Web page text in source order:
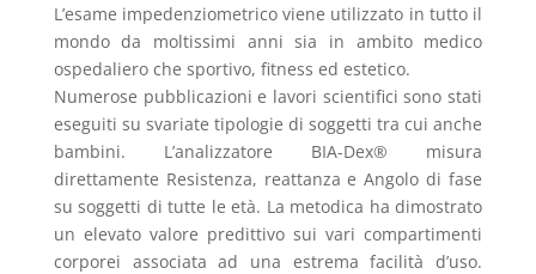
L’esame impedenziometrico viene utilizzato in tutto il
mondo da moltissimi anni sia in ambito medico
ospedaliero che sportivo, fitness ed estetico.
Numerose pubblicazioni e lavori scientifici sono stati
eseguiti su svariate tipologie di soggetti tra cui anche
bambini. L’analizzatore BIA-Dex® misura
direttamente Resistenza, reattanza e Angolo di fase
su soggetti di tutte le età. La metodica ha dimostrato
un elevato valore predittivo sui vari compartimenti
corporei associata ad una estrema facilità d’uso.